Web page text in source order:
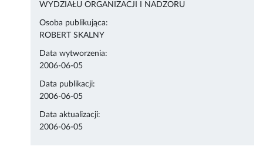
WYDZIAŁU ORGANIZACJI I NADZORU
Osoba publikująca:
ROBERT SKALNY
Data wytworzenia:
2006-06-05
Data publikacji:
2006-06-05
Data aktualizacji:
2006-06-05